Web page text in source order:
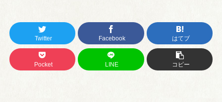
Twitter Facebook はてブ
Pocket LINE コピー